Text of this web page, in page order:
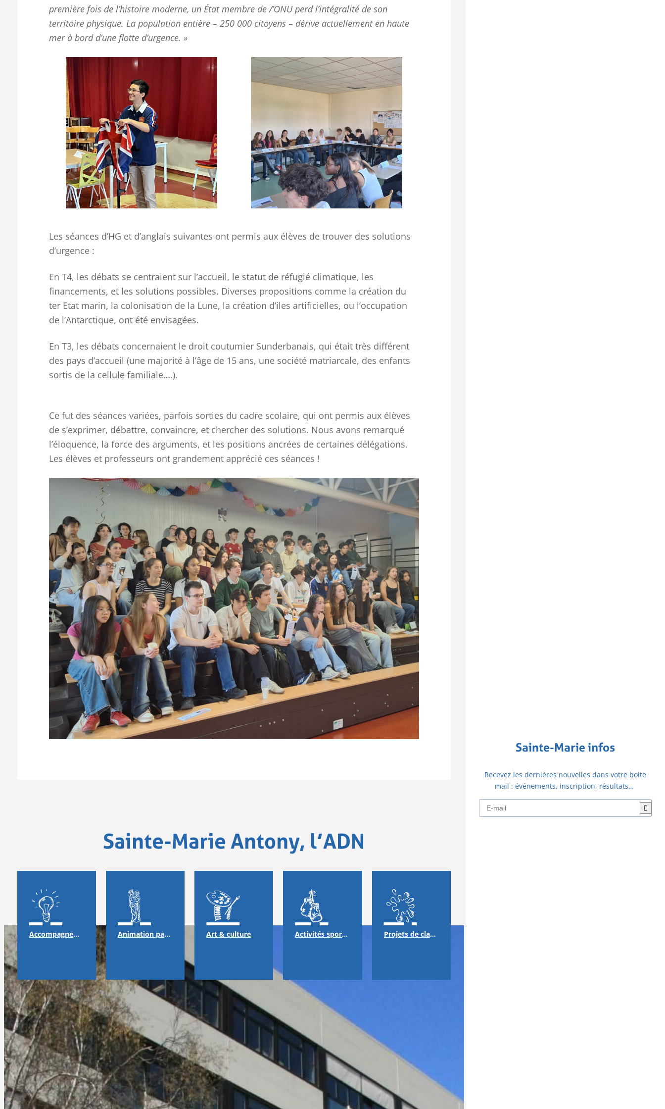
première fois de l’histoire moderne, un État membre de /’ONU perd l’intégralité de son
territoire physique. La population entière – 250 000 citoyens – dérive actuellement en haute
mer à bord d’une flotte d’urgence. »
Les séances d’HG et d’anglais suivantes ont permis aux élèves de trouver des solutions
d’urgence :
En T4, les débats se centraient sur l’accueil, le statut de réfugié climatique, les
financements, et les solutions possibles. Diverses propositions comme la création du
ter Etat marin, la colonisation de la Lune, la création d’iles artificielles, ou l’occupation
de l’Antarctique, ont été envisagées.
En T3, les débats concernaient le droit coutumier Sunderbanais, qui était très différent
des pays d’accueil (une majorité à l’âge de 15 ans, une société matriarcale, des enfants
sortis de la cellule familiale….).
Ce fut des séances variées, parfois sorties du cadre scolaire, qui ont permis aux élèves
de s’exprimer, débattre, convaincre, et chercher des solutions. Nous avons remarqué
l’éloquence, la force des arguments, et les positions ancrées de certaines délégations.
Les élèves et professeurs ont grandement apprécié ces séances !
Sainte-Marie Antony, l’ADN
Accompagnement Animation pastorale & solidarité Art & culture Activités sportives Projets de classes & échanges
Sainte-Marie infos
Recevez les dernières nouvelles dans votre boite
mail : événements, inscription, résultats…
